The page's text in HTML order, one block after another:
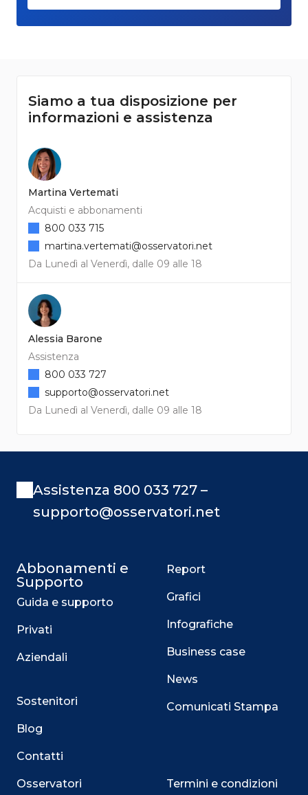
Siamo a tua disposizione per
informazioni e assistenza
Martina Vertemati
Acquisti e abbonamenti
Da Lunedì al Venerdì, dalle 09 alle 18
800 033 715
martina.vertemati@osservatori.net
Alessia Barone
Assistenza
Da Lunedì al Venerdì, dalle 09 alle 18
800 033 727
supporto@osservatori.net
Assistenza 800 033 727 –
supporto@osservatori.net
Abbonamenti e
Supporto
Guida e supporto
Privati
Aziendali
Sostenitori
Blog
Contatti
Osservatori
Report
Grafici
Infografiche
Business case
News
Comunicati Stampa
Termini e condizioni